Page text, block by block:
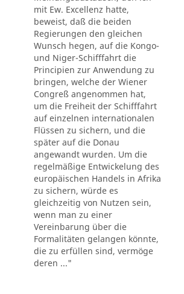
mit Ew. Excellenz hatte,
beweist, daß die beiden
Regierungen den gleichen
Wunsch hegen, auf die Kongo-
und Niger-Schifffahrt die
Principien zur Anwendung zu
bringen, welche der Wiener
Congreß angenommen hat,
um die Freiheit der Schifffahrt
auf einzelnen internationalen
Flüssen zu sichern, und die
später auf die Donau
angewandt wurden. Um die
regelmäßige Entwickelung des
europäischen Handels in Afrika
zu sichern, würde es
gleichzeitig von Nutzen sein,
wenn man zu einer
Vereinbarung über die
Formalitäten gelangen könnte,
die zu erfüllen sind, vermöge
deren ..."